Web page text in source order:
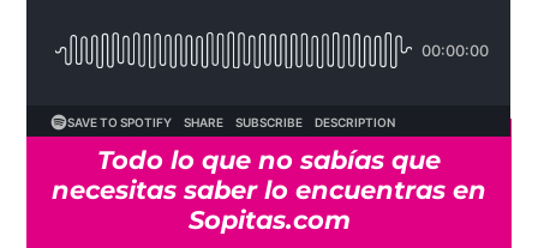
Todo lo que no sabías que
necesitas saber lo encuentras en
Sopitas.com